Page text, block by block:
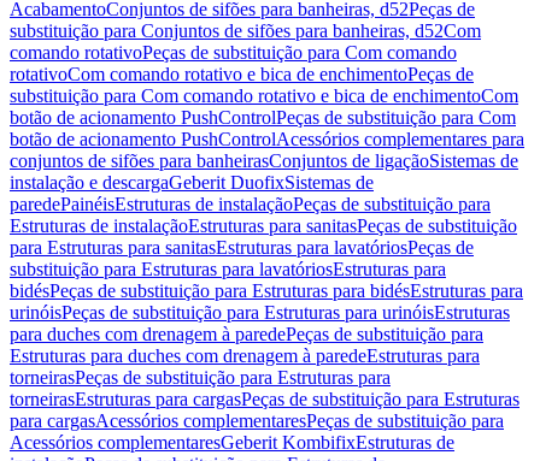
AcabamentoConjuntos de sifões para banheiras, d52Peças de
substituição para Conjuntos de sifões para banheiras, d52Com
comando rotativoPeças de substituição para Com comando
rotativoCom comando rotativo e bica de enchimentoPeças de
substituição para Com comando rotativo e bica de enchimentoCom
botão de acionamento PushControlPeças de substituição para Com
botão de acionamento PushControlAcessórios complementares para
conjuntos de sifões para banheirasConjuntos de ligaçãoSistemas de
instalação e descargaGeberit DuofixSistemas de
paredePainéisEstruturas de instalaçãoPeças de substituição para
Estruturas de instalaçãoEstruturas para sanitasPeças de substituição
para Estruturas para sanitasEstruturas para lavatóriosPeças de
substituição para Estruturas para lavatóriosEstruturas para
bidésPeças de substituição para Estruturas para bidésEstruturas para
urinóisPeças de substituição para Estruturas para urinóisEstruturas
para duches com drenagem à paredePeças de substituição para
Estruturas para duches com drenagem à paredeEstruturas para
torneirasPeças de substituição para Estruturas para
torneirasEstruturas para cargasPeças de substituição para Estruturas
para cargasAcessórios complementaresPeças de substituição para
Acessórios complementaresGeberit KombifixEstruturas de